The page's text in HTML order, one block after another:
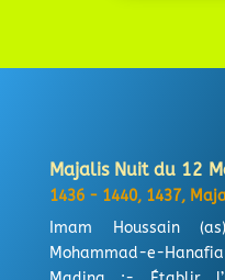
Majalis Nuit du 12
1436 - 1440, 1437,
Imam Houssain
Mohammad-e-